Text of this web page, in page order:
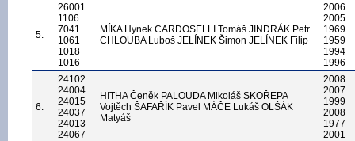
5.
26001
1106
7041
1061
1018
1016
MÍKA Hynek CARDOSELLI Tomáš JINDRÁK Petr
CHLOUBA Luboš JELÍNEK Šimon JELÍNEK Filip
2006
2005
1969
1959
1994
1996
6.
24102
24004
24015
24037
24013
24067
HITHA Čeněk PALOUDA Mikoláš SKOŘEPA
Vojtěch ŠAFAŘÍK Pavel MÁČE Lukáš OLŠÁK
Matyáš
2008
2007
1999
2008
1977
2001